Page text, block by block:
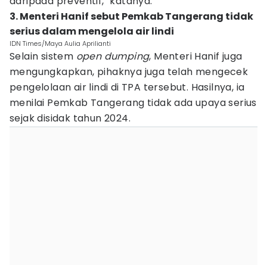
3. Menteri Hanif sebut Pemkab Tangerang tidak
serius dalam mengelola air lindi
IDN Times/Maya Aulia Aprilianti
Selain sistem open dumping, Menteri Hanif juga
mengungkapkan, pihaknya juga telah mengecek
pengelolaan air lindi di TPA tersebut. Hasilnya, ia
menilai Pemkab Tangerang tidak ada upaya serius
sejak disidak tahun 2024.